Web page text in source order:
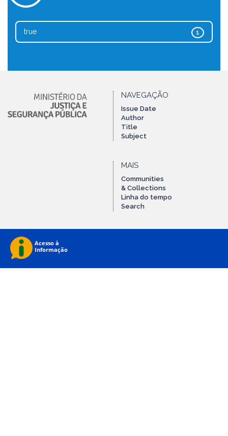
1
true
NAVEGAÇÃO
Issue Date
Author
Title
Subject
MAIS
Communities
& Collections
Linha do tempo
Search